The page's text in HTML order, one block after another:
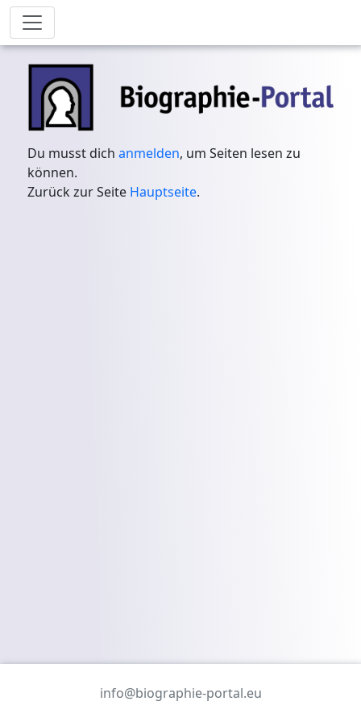
Du musst dichanmelden, um Seiten lesen zu
können.
Zurück zur Seite Hauptseite.
info@biographie-portal.eu